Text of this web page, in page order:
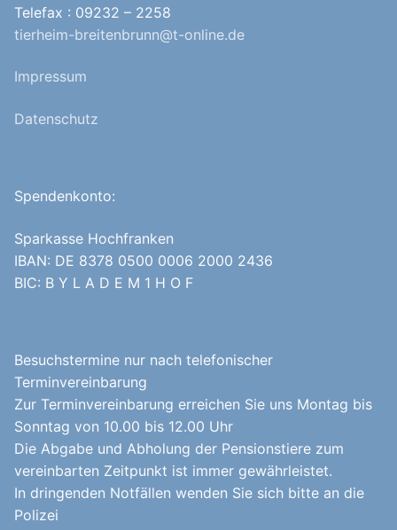
Telefax : 09232 – 2258
tierheim-breitenbrunn@t-online.de
Impressum
Datenschutz
Spendenkonto:
Sparkasse Hochfranken
IBAN: DE 8378 0500 0006 2000 2436
BIC: B Y L A D E M 1 H O F
Besuchstermine nur nach telefonischer
Terminvereinbarung
Zur Terminvereinbarung erreichen Sie uns Montag bis
Sonntag von 10.00 bis 12.00 Uhr
Die Abgabe und Abholung der Pensionstiere zum
vereinbarten Zeitpunkt ist immer gewährleistet.
In dringenden Notfällen wenden Sie sich bitte an die
Polizei